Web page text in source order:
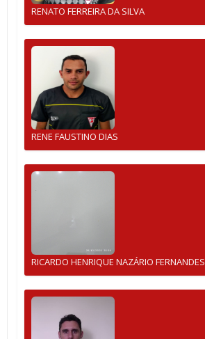
RENATO FERREIRA DA SILVA
RENE FAUSTINO DIAS
RICARDO HENRIQUE NAZÁRIO FERNANDES